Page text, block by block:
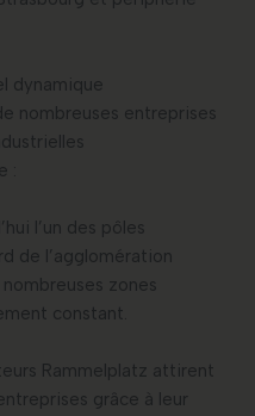
dynamique
nombreuses entreprises
l’un des pôles
de l’agglomération
zones
constant.
Rammelplatz attirent
grâce à leur